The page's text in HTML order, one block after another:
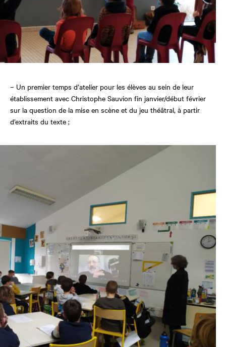
– Un premier temps d’atelier pour les élèves au sein de leur
établissement avec Christophe Sauvion fin janvier/début février
sur la question de la mise en scène et du jeu théâtral, à partir
d’extraits du texte ;